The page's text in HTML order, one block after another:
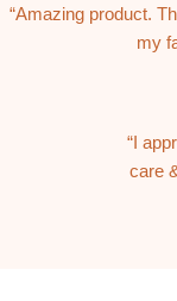
“Amazing product.
my
“I
care